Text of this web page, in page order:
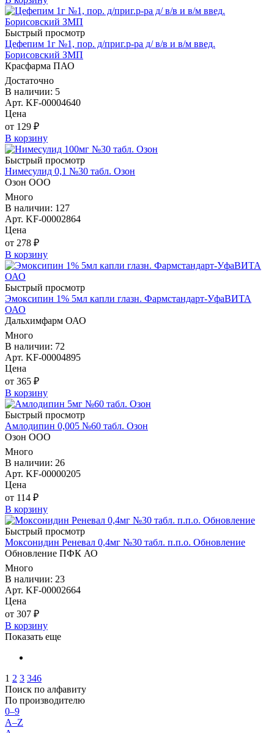
Быстрый просмотр
Цефепим 1г №1, пор. д/приг.р-ра д/ в/в и в/м введ.
Борисовский ЗМП
Красфарма ПАО
Достаточно
В наличии: 5
Арт. KF-00004640
Цена
от 129 ₽
В корзину
Быстрый просмотр
Нимесулид 0,1 №30 табл. Озон
Озон ООО
Много
В наличии: 127
Арт. KF-00002864
Цена
от 278 ₽
В корзину
Быстрый просмотр
Эмоксипин 1% 5мл капли глазн. Фармстандарт-УфаВИТА
ОАО
Дальхимфарм ОАО
Много
В наличии: 72
Арт. KF-00004895
Цена
от 365 ₽
В корзину
Быстрый просмотр
Амлодипин 0,005 №60 табл. Озон
Озон ООО
Много
В наличии: 26
Арт. KF-00000205
Цена
от 114 ₽
В корзину
Быстрый просмотр
Моксонидин Реневал 0,4мг №30 табл. п.п.о. Обновление
Обновление ПФК АО
Много
В наличии: 23
Арт. KF-00002664
Цена
от 307 ₽
В корзину
Показать еще
1 2 3 346
Поиск по алфавиту
По производителю
0–9
A–Z